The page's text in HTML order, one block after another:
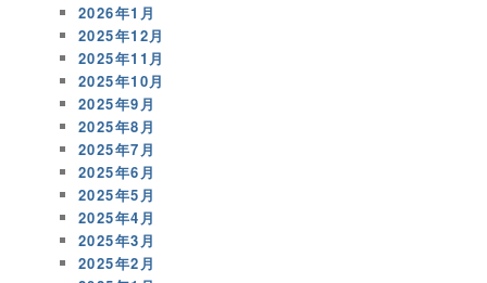
2026年1月
2025年12月
2025年11月
2025年10月
2025年9月
2025年8月
2025年7月
2025年6月
2025年5月
2025年4月
2025年3月
2025年2月